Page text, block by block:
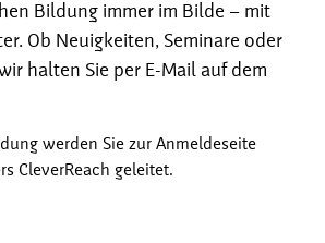
Bildung immer im Bilde – mit
Ob Neuigkeiten, Seminare oder
halten Sie per E-Mail auf dem
werden Sie zur Anmeldeseite
CleverReach geleitet.